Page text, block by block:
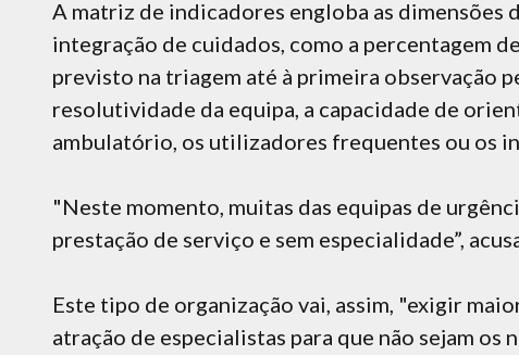
A matriz de indicadores engloba as dimensões
integração de cuidados, como a percentagem
previsto na triagem até à primeira observação
resolutividade da equipa, a capacidade de
ambulatório, os utilizadores frequentes ou os
"Neste momento, muitas das equipas de
prestação de serviço e sem especialidade”,
Este tipo de organização vai, assim, "exigir
atração de especialistas para que não sejam os